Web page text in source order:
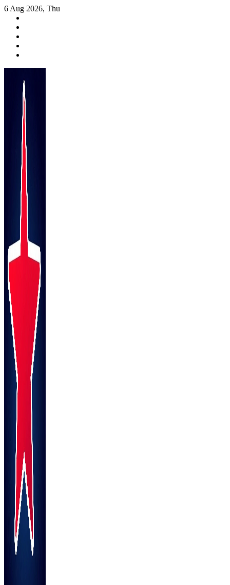
Skip
content
6 Aug 2026, Thu